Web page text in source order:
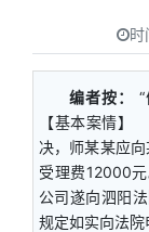
时
编者按：
【基本案情
决，师某某应
受理费12000
公司遂向泗阳
规定如实向法